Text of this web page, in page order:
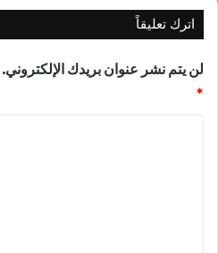
اترك تعليقاً
لن يتم نشر عنوان بريدك الإلكتروني.
*